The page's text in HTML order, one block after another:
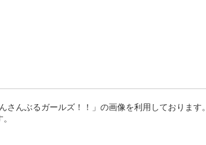
んぶるガールズ！！」の画像を利用しております。